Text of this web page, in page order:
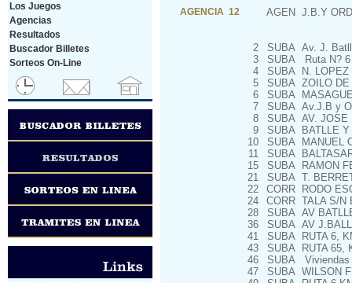
Los Juegos
Agencias
Resultados
Buscador Billetes
Sorteos On-Line
AGENCIA 12 AGEN J.B.Y
2 SUBA Av. J.
3
SUBA Ruta N? 6
4
SUBA N. LOPEZ
5
SUBA ZOILO
6
SUBA
7
SUBA Av.J.B y
8
SUBA AV. JOSE
9
SUBA BATLLE
10
SUBA MANUEL
11
SUBA
15
SUBA RAMON
21
SUBA T.
22
CORR RODO
24
CORR TALA S/N
28
SUBA AV
36
SUBA AV
41
SUBA RUTA 6,
43
SUBA RUTA 65,
46
SUBA Viviendas
47
SUBA WILSON